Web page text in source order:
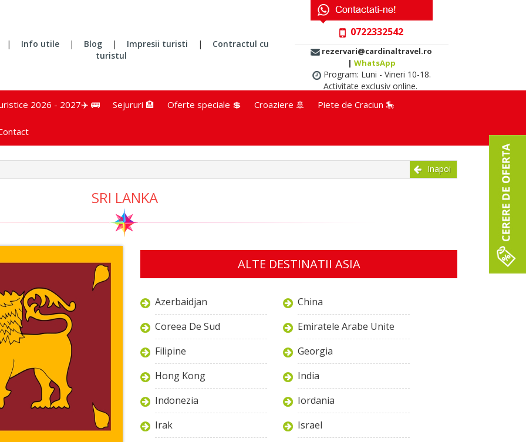
| Info utile | Blog | Impresii turisti |
Contractul cu
turistul
0722332542
rezervari@cardinaltravel.ro
| WhatsApp
Program: Luni - Vineri 10-18.
Activitate exclusiv online.
2026 - 2027✈️ 🚌 Sejururi 🏨 Oferte speciale 💲 Croaziere 🚢 Piete de Craciun 🎠
Inapoi
SRI LANKA
ALTE DESTINATII ASIA
Azerbaidjan
China
Coreea De Sud
Emiratele Arabe Unite
Filipine
Georgia
Hong Kong
India
Indonezia
Iordania
Irak
Israel